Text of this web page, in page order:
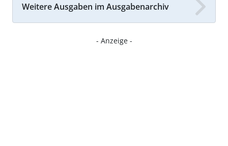
Weitere Ausgaben im Ausgabenarchiv
- Anzeige -